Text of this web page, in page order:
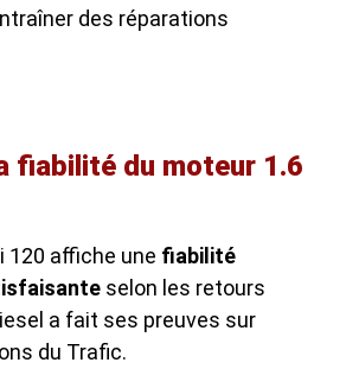
des réparations
fiabilité du moteur 1.6
120 affiche une fiabilité
selon les retours
a fait ses preuves sur
du Trafic.